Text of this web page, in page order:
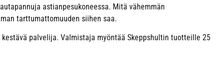
astianpesukoneessa. Mitä vähemmän
tarttumattomuuden siihen saa.
palvelija. Valmistaja myöntää Skeppshultin tuotteille 25